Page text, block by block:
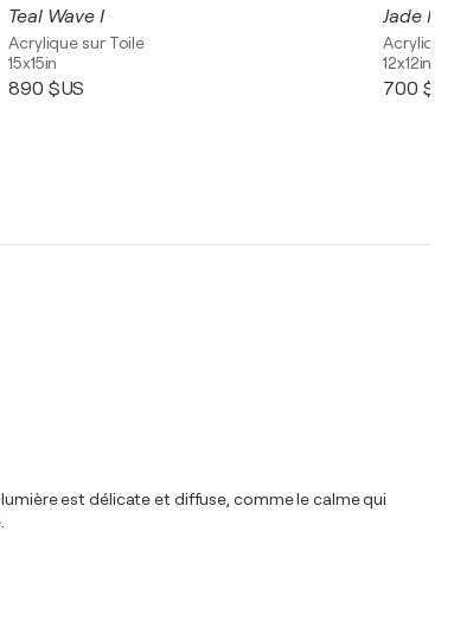
Teal Wave I
Acrylique sur Toile
15x15in
890 $US
Jade
12x12in
700
est délicate et diffuse, comme le calme qui